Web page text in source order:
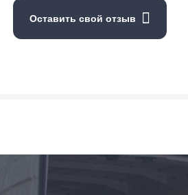
Оставить свой отзыв